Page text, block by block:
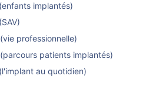
implantés)
professionnelle)
patients implantés)
au quotidien)